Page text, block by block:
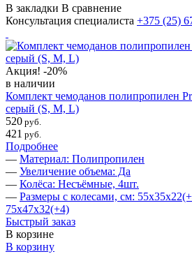
В закладки В сравнение
Консультация специалиста +375 (25)
Акция! -20%
в наличии
Комплект чемоданов полипропилен
серый (S, M, L)
520 руб.
421 руб.
Подробнее
— Материал: Полипропилен
— Увеличение объема: Да
— Колёса: Несъёмные, 4шт.
— Размеры с колесами, см:
75х47х32(+4)
Быстрый заказ
В корзине
В корзину